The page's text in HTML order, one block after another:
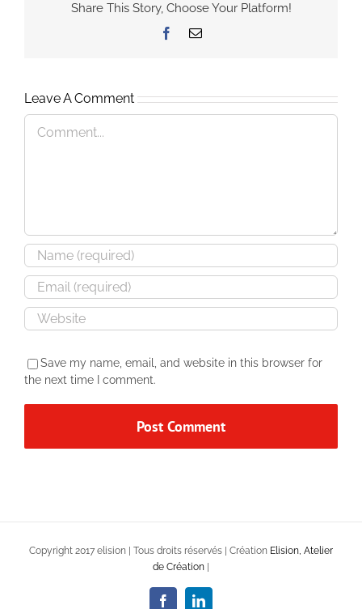
Share This Story, Choose Your Platform!
Facebook
Email
Leave A Comment
Comment
Save my name, email, and website in this browser for
the next time I comment.
Copyright 2017 elision | Tous droits réservés | Création Elision, Atelier
de Création
FacebookLinkedIn